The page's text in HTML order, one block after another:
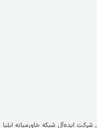
شرکت ایده‌آل شبکه خاورمیانه ایلیا